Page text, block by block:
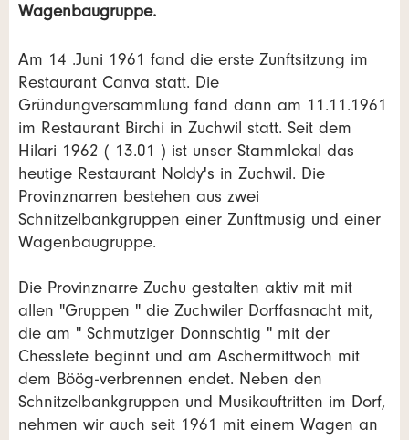
Wagenbaugruppe.
Am 14 .Juni 1961 fand die erste Zunftsitzung im
Restaurant Canva statt. Die
Gründungversammlung fand dann am 11.11.1961
im Restaurant Birchi in Zuchwil statt. Seit dem
Hilari 1962 ( 13.01 ) ist unser Stammlokal das
heutige Restaurant Noldy's in Zuchwil. Die
Provinznarren bestehen aus zwei
Schnitzelbankgruppen einer Zunftmusig und einer
Wagenbaugruppe.
Die Provinznarre Zuchu gestalten aktiv mit mit
allen "Gruppen " die Zuchwiler Dorffasnacht mit,
die am " Schmutziger Donnschtig " mit der
Chesslete beginnt und am Aschermittwoch mit
dem Böög-verbrennen endet. Neben den
Schnitzelbankgruppen und Musikauftritten im Dorf,
nehmen wir auch seit 1961 mit einem Wagen an